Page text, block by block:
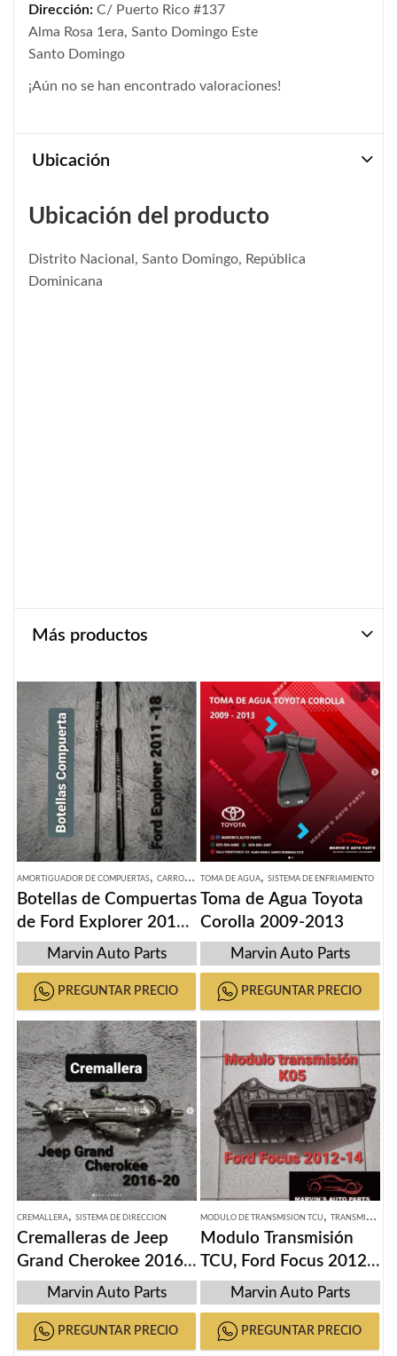
Dirección: C/ Puerto Rico #137
Alma Rosa 1era, Santo Domingo Este
Santo Domingo
¡Aún no se han encontrado valoraciones!
Ubicación
Ubicación del producto
Distrito Nacional, Santo Domingo, República
Dominicana
Más productos
AMORTIGUADOR DE COMPUERTAS, CARROCERIA Y MICAS
Botellas de Compuertas
de Ford Explorer 2011-
2018Marvin Auto Parts
PREGUNTAR PRECIO
TOMA DE AGUA, SISTEMA DE ENFRIAMIENTO
Toma de Agua Toyota
Corolla 2009-2013
Marvin Auto Parts
PREGUNTAR PRECIO
CREMALLERA, SISTEMA DE DIRECCION
Cremalleras de Jeep
Grand Cherokee 2016-
2020Marvin Auto Parts
PREGUNTAR PRECIO
MODULO DE TRANSMISION TCU , TRANSMISION
Modulo Transmisión
TCU, Ford Focus 2012-
2018Marvin Auto Parts
PREGUNTAR PRECIO